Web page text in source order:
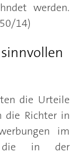
werden.
14)
die Urteile
die Richter in
im
die in der